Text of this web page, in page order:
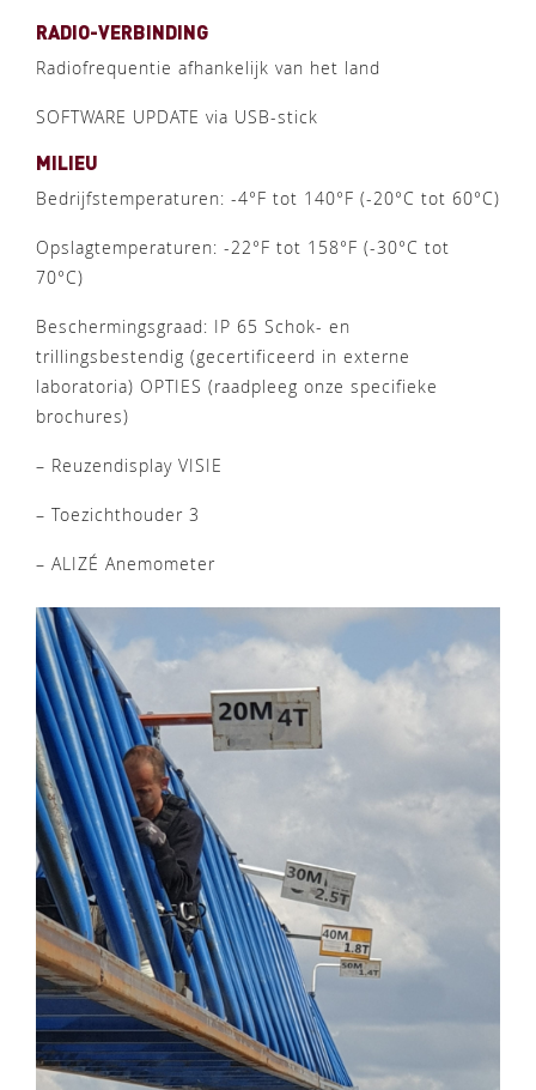
RADIO-VERBINDING
Radiofrequentie afhankelijk van het land
SOFTWARE UPDATE via USB-stick
MILIEU
Bedrijfstemperaturen: -4°F tot 140°F (-20°C tot 60°C)
Opslagtemperaturen: -22°F tot 158°F (-30°C tot
70°C)
Beschermingsgraad: IP 65 Schok- en
trillingsbestendig (gecertificeerd in externe
laboratoria) OPTIES (raadpleeg onze specifieke
brochures)
– Reuzendisplay VISIE
– Toezichthouder 3
– ALIZÉ Anemometer